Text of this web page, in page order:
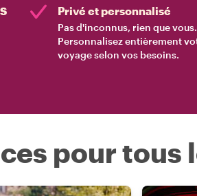
Privé et personnalisé
Pas d'inconnus, rien que vous.
Personnalisez entièrement
voyage selon vos besoins.
pour tous